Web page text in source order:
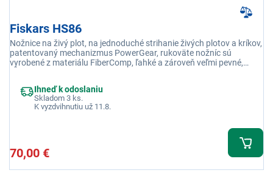
Fiskars HS86
Nožnice na živý plot, na jednoduché strihanie živých plotov a kríkov,
patentovaný mechanizmus PowerGear, rukoväte nožníc sú
vyrobené z materiálu FiberComp, ľahké a zároveň veľmi pevné,
Ihneď k odoslaniu
Skladom 3 ks.
K vyzdvihnutiu už 11.8.
70,00 €